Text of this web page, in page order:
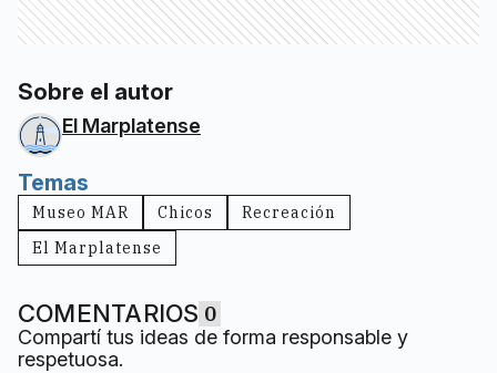
Sobre el autor
El Marplatense
Temas
Museo MAR Chicos
Recreación
El Marplatense
COMENTARIOS 0
Compartí tus ideas de forma responsable y
respetuosa.